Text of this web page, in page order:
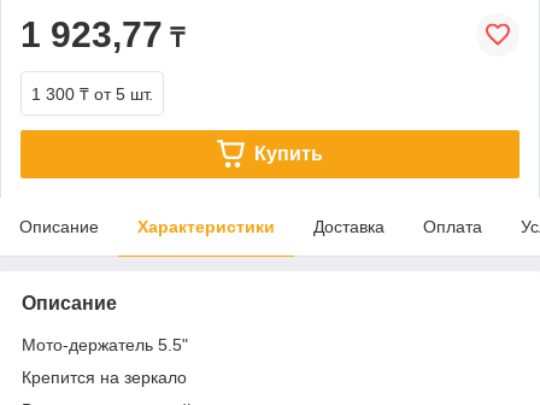
1 923,77 ₸
1 300 ₸ от 5 шт.
Купить
Описание Характеристики Доставка Оплата
Описание
Мото-держатель 5.5"
Крепится на зеркало